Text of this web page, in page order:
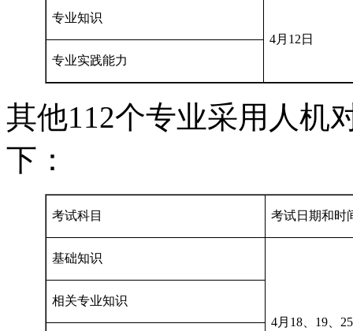
专业知识
4月12日
专业实践能力
其他112个专业采用人机
下：
考试科目 考试日期和时
基础知识
4月18、19、
相关专业知识